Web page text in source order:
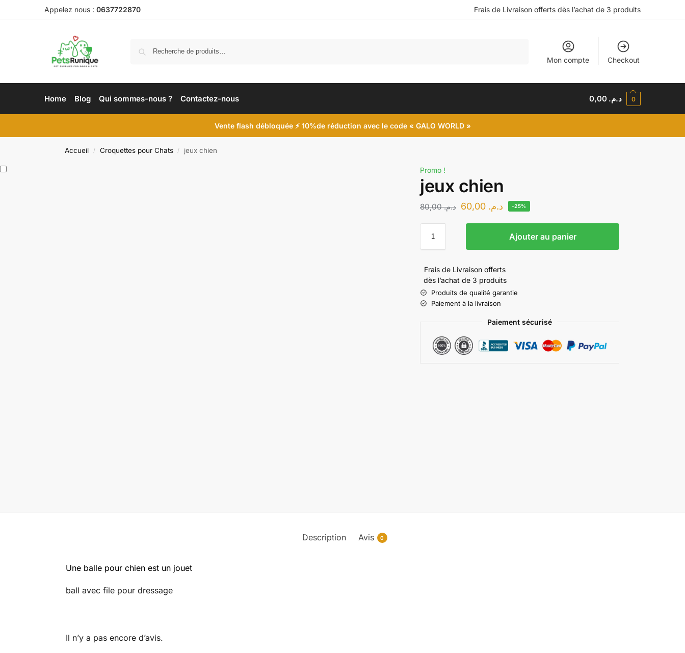
Appelez nous : 0637722870 Frais de Livraison offerts dès l’achat de 3 produits
Mon compte Checkout
Home Blog Qui sommes-nous ? Contactez-nous د.م. 0,00 0
Vente flash débloquée⚡ 10%de réduction avec le code « GALO WORLD »
Accueil / Croquettes pour Chats / jeux chien
Promo !
jeux chien
د.م.80,00 د.م. -25%
Ajouter au panier
Frais de Livraison offerts
dès l’achat de 3 produits
Produits de qualité garantie
Paiement à la livraison
Paiement sécurisé
Description Avis 0
Une balle pour chien est un jouet
ball avec file pour dressage
Il n’y a pas encore d’avis.